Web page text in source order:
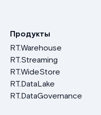
Продукты
RT.Warehouse
RT.Streaming
RT.WideStore
RT.DataLake
RT.DataGovernance